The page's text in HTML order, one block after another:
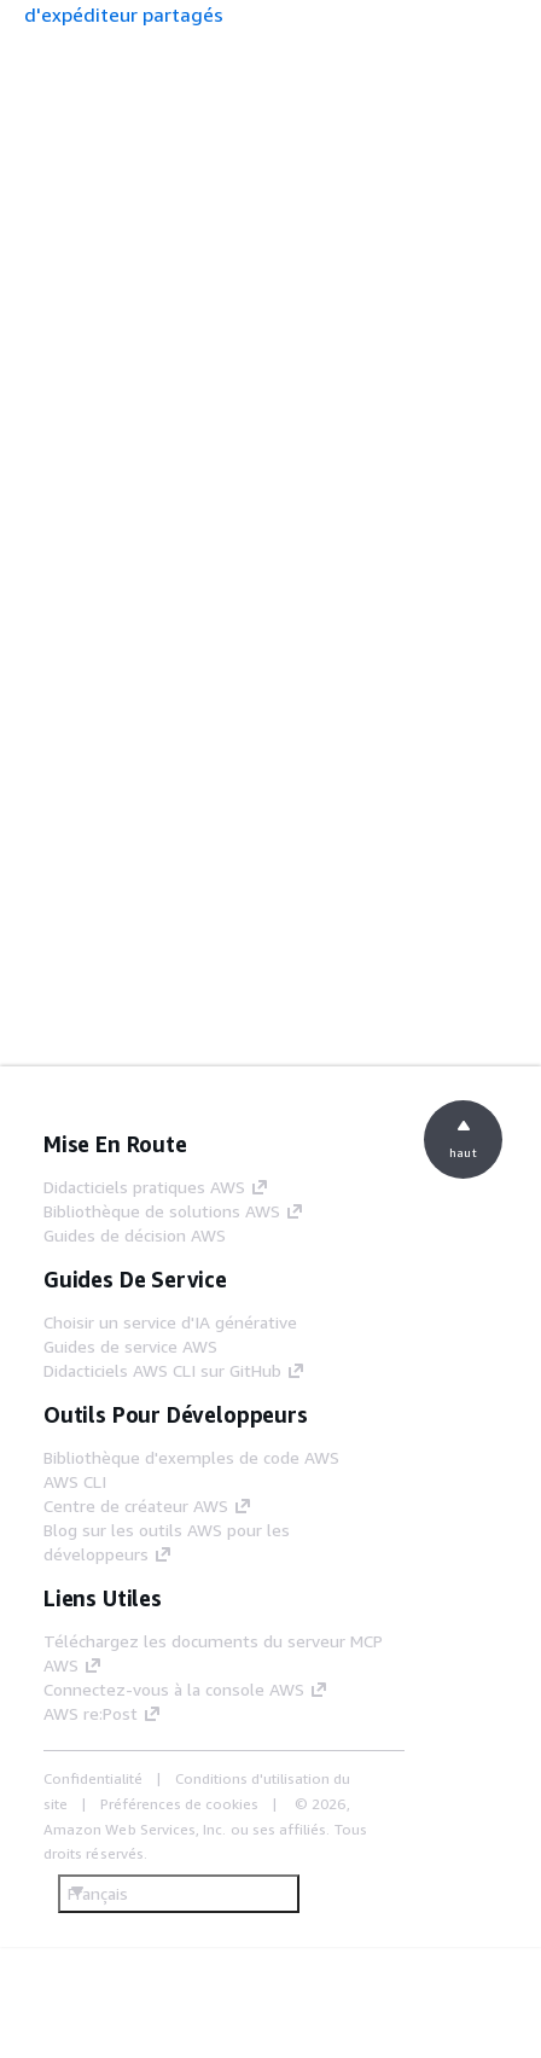
d'expéditeur partagés
Mise En Route
Didacticiels pratiques AWS
Bibliothèque de solutions AWS
Guides de décision AWS
Guides De Service
Choisir un service d'IA générative
Guides de service AWS
Didacticiels AWS CLI sur GitHub
Outils Pour Développeurs
Bibliothèque d'exemples de code AWS
AWS CLI
Centre de créateur AWS
Blog sur les outils AWS pour les
développeurs
Liens Utiles
Téléchargez les documents du serveur MCP
AWS
Connectez-vous à la console AWS
AWS re:Post
Confidentialité
Conditions d'utilisation du
site
Préférences de cookies
© 2026,
Amazon Web Services, Inc. ou ses affiliés. Tous
droits réservés.
Français
haut